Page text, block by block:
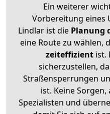
Ein weiterer
Vorbereitung eines
Lindlar ist die Planung
eine Route zu wählen,
zeiteffizientist.
sicherzustellen,
Straßensperrungen
ist. Keine
Spezialisten und